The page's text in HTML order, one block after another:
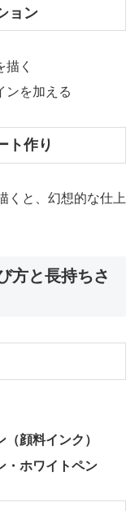
ョン
く
ンを加える
ト作り
くと、幻想的な仕上
方と長持ちさ
顔料インク）
・ホワイトペン